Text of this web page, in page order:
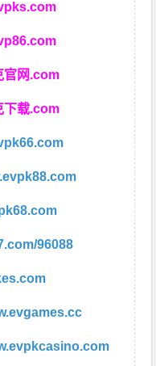
官网.com
下载.com
96088